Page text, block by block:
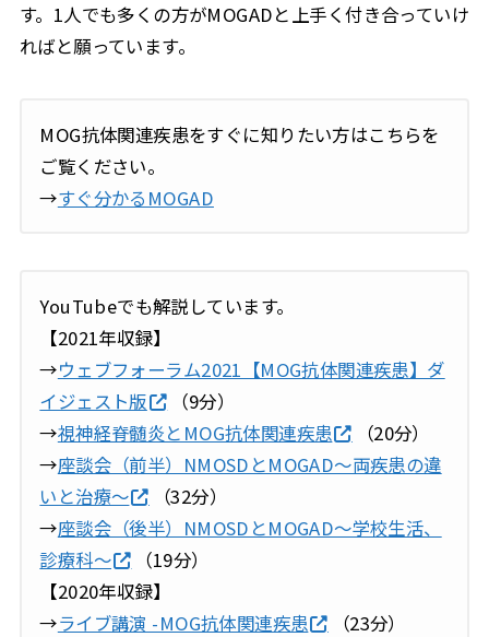
す。1人でも多くの方がMOGADと上手く付き合っていけ
ればと願っています。
MOG抗体関連疾患をすぐに知りたい方はこちらを
ご覧ください。
→すぐ分かるMOGAD
YouTubeでも解説しています。
【2021年収録】
→ウェブフォーラム2021【MOG抗体関連疾患】ダ
イジェスト版
（9分）
→視神経脊髄炎とMOG抗体関連疾患
（20分）
→座談会（前半）NMOSDとMOGAD〜両疾患の違
いと治療〜
（32分）
→座談会（後半）NMOSDとMOGAD〜学校生活、
診療科〜
（19分）
【2020年収録】
→ライブ講演 -MOG抗体関連疾患
（23分）